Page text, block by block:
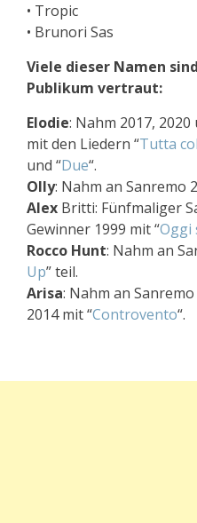
• Tropic
• Brunori Sas
Viele dieser Namen
Publikum vertraut:
Elodie: Nahm 2017,
mit den Liedern “Tutta
und “Due“.
Olly: Nahm an Sanremo
Alex Britti: Fünfmaliger
Gewinner 1999 mit “Oggi
Rocco Hunt: Nahm an
Up” teil.
Arisa: Nahm an
2014 mit “Controvento“.